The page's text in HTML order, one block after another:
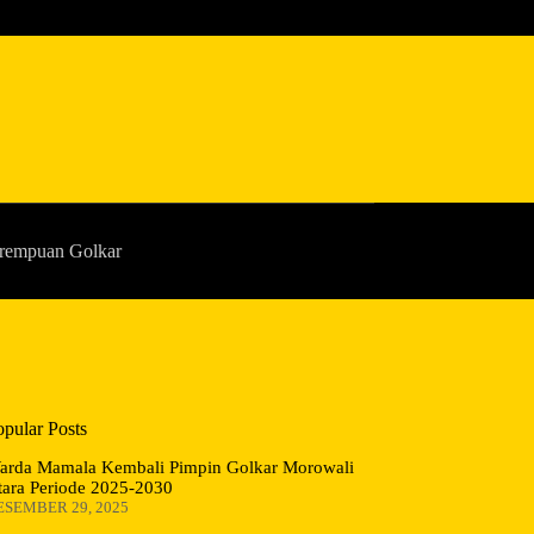
Golkar
Posts
Mamala Kembali Pimpin Golkar Morowali
Periode 2025-2030
29, 2025